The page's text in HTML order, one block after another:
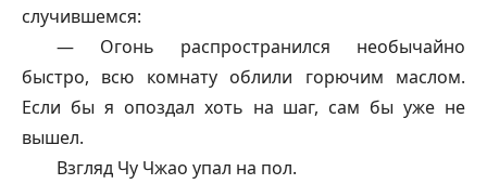
случившемся:
— Огонь распространился необычайно
быстро, всю комнату облили горючим маслом.
Если бы я опоздал хоть на шаг, сам бы уже не
вышел.
Взгляд Чу Чжао упал на пол.